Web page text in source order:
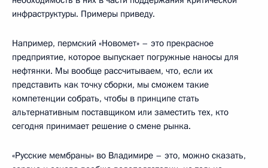
инфраструктуры. Примеры приведу.
Например, пермский «Новомет» – это прекрасное
предприятие, которое выпускает погружные наносы для
нефтянки. Мы вообще рассчитываем, что, если их
представить как точку сборки, мы сможем такие
компетенции собрать, чтобы в принципе стать
альтернативным поставщиком или заместить тех, кто
сегодня принимает решение о смене рынка.
«Русские мембраны» во Владимире – это, можно сказать,